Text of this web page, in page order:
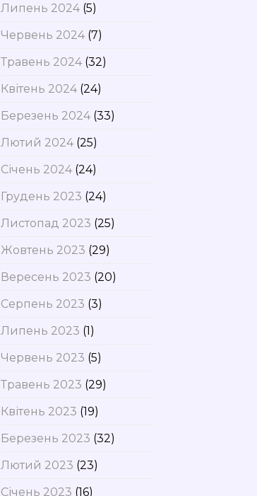
Липень 2024(5)
Червень 2024(7)
Травень 2024(32)
Квітень 2024(24)
Березень 2024(33)
Лютий 2024(25)
Січень 2024(24)
Грудень 2023 (24)
Листопад 2023 (25)
Жовтень 2023 (29)
Вересень 2023 (20)
Серпень 2023 (3)
Липень 2023 (1)
Червень 2023 (5)
Травень 2023 (29)
Квітень 2023 (19)
Березень 2023 (32)
Лютий 2023 (23)
Січень 2023 (16)